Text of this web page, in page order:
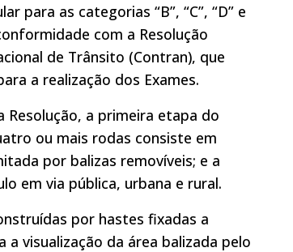
para as categorias “B”, “C”, “D” e
com a Resolução
de Trânsito (Contran), que
a realização dos Exames.
Resolução, a primeira etapa do
ou mais rodas consiste em
por balizas removíveis; e a
em via pública, urbana e rural.
por hastes fixadas a
a visualização da área balizada pelo